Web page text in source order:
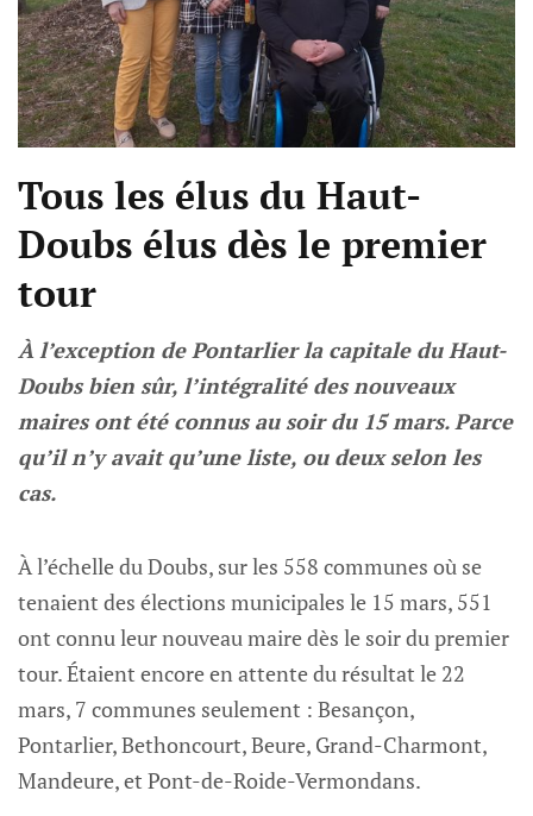
Tous les élus du Haut-
Doubs élus dès le premier
tour
À l’exception de Pontarlier la capitale du Haut-
Doubs bien sûr, l’intégralité des nouveaux
maires ont été connus au soir du 15 mars. Parce
qu’il n’y avait qu’une liste, ou deux selon les
cas.
À l’échelle du Doubs, sur les 558 communes où se
tenaient des élections municipales le 15 mars, 551
ont connu leur nouveau maire dès le soir du premier
tour. Étaient encore en attente du résultat le 22
mars, 7 communes seulement : Besançon,
Pontarlier, Bethoncourt, Beure, Grand-Charmont,
Mandeure, et Pont-de-Roide-Vermondans.